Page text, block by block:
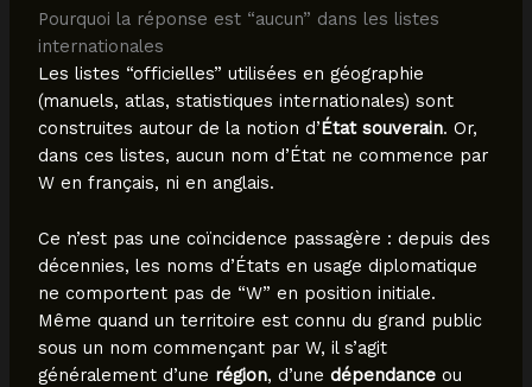
Pourquoi la réponse est “aucun” dans les listes
internationales
Les listes “officielles” utilisées en géographie
(manuels, atlas, statistiques internationales) sont
construites autour de la notion d’État souverain. Or,
dans ces listes, aucun nom d’État ne commence par
W en français, ni en anglais.
Ce n’est pas une coïncidence passagère : depuis des
décennies, les noms d’États en usage diplomatique
ne comportent pas de “W” en position initiale.
Même quand un territoire est connu du grand public
sous un nom commençant par W, il s’agit
généralement d’une région, d’une dépendanceou